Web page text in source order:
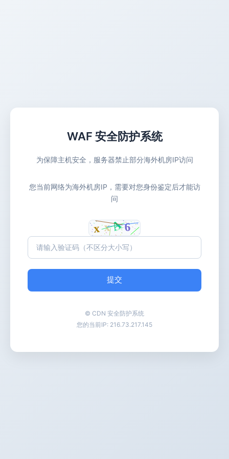
WAF 安全防护系统
为保障主机安全，服务器禁止部分海外机房IP访问
您当前网络为海外机房IP，需要对您身份鉴定后才能访
问
提交
© CDN 安全防护系统
您的当前IP: 216.73.217.145